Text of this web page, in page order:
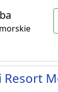
Resort